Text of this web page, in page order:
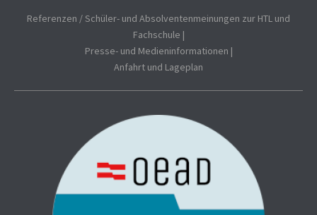
Referenzen / Schüler- und Absolventenmeinungen zur HTL und
Fachschule |
Presse- und Medieninformationen |
Anfahrt und Lageplan